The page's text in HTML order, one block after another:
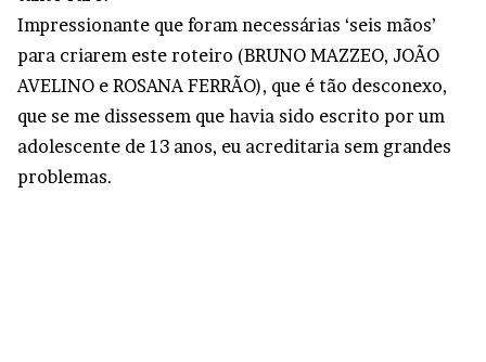
Impressionante que foram necessárias ‘seis mãos’
para criarem este roteiro (BRUNO MAZZEO, JOÃO
AVELINO e ROSANA FERRÃO), que é tão desconexo,
que se me dissessem que havia sido escrito por um
adolescente de 13 anos, eu acreditaria sem grandes
problemas.